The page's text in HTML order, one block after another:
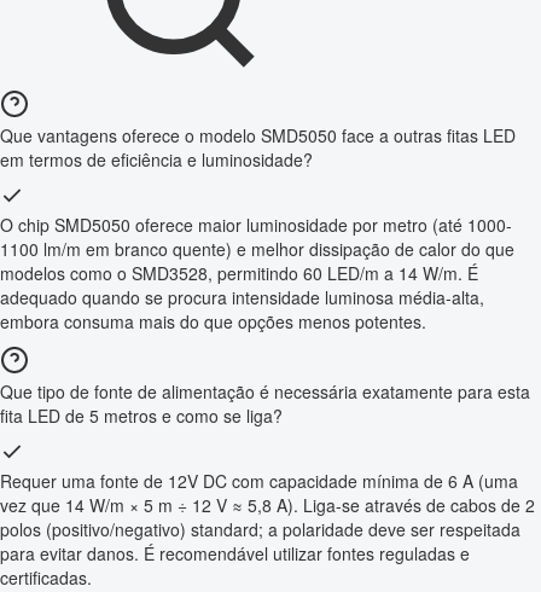
Que vantagens oferece o modelo SMD5050 face a outras fitas LED
em termos de eficiência e luminosidade?
O chip SMD5050 oferece maior luminosidade por metro (até 1000-
1100 lm/m em branco quente) e melhor dissipação de calor do que
modelos como o SMD3528, permitindo 60 LED/m a 14 W/m. É
adequado quando se procura intensidade luminosa média-alta,
embora consuma mais do que opções menos potentes.
Que tipo de fonte de alimentação é necessária exatamente para esta
fita LED de 5 metros e como se liga?
Requer uma fonte de 12V DC com capacidade mínima de 6 A (uma
vez que 14 W/m × 5 m ÷ 12 V ≈ 5,8 A). Liga-se através de cabos de 2
polos (positivo/negativo) standard; a polaridade deve ser respeitada
para evitar danos. É recomendável utilizar fontes reguladas e
certificadas.